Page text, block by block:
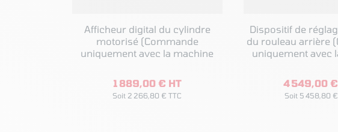
Afficheur digital du cylindre
motorisé (Commande
uniquement avec la machine
1 889,00 € HT
Soit 2 266,80 € TTC
Dispositif de
du rouleau arrière (Commande
uniquement avec
4 549,00 €
Soit 5 458,80 €